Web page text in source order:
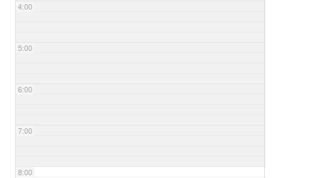
4:00
5:00
6:00
7:00
8:00